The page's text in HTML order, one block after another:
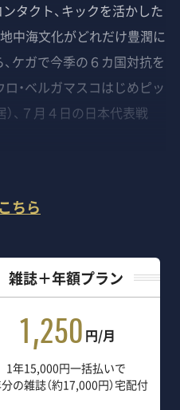
タクト、キックを活かした
中海文化がどれだけ豊潤に
ケガで今季の６カ国対抗を
・ベルガマスコはじめピッ
、７月４日の日本代表戦
こちら
雑誌＋年額プラン
1,250 円/月
1年15,000円一括払いで
の雑誌（約17,000円）宅配付